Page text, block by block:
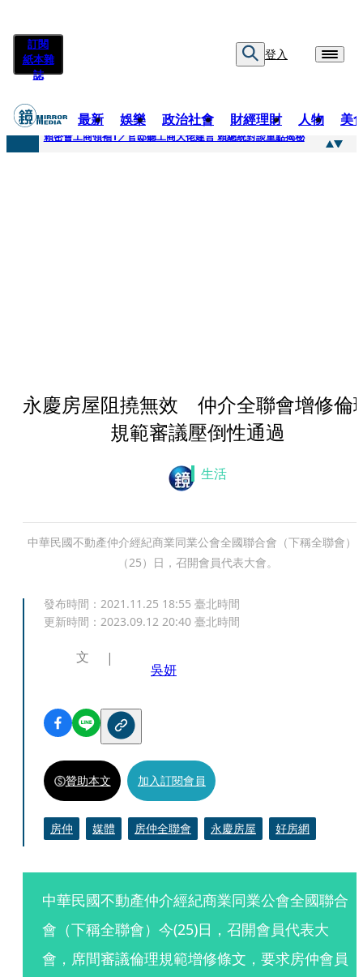
訂閱
紙本雜
誌
登入
最新 娛樂 政治社會 財經理財 人物 美
快訊
賴密會工商領袖1／官邸聽工商大佬建言 賴總統對談重點揭秘
永慶房屋阻撓無效 仲介全聯會增修倫
規範審議壓倒性通過
生活
中華民國不動產仲介經紀商業同業公會全國聯合會（下稱全聯會）
（25）日，召開會員代表大會。
發布時間： 2021.11.25 18:55 臺北時間
更新時間： 2023.09.12 20:40 臺北時間
文
吳妍
贊助本文 加入訂閱會員
房仲 媒體 房仲全聯會 永慶房屋 好房網
中華民國不動產仲介經紀商業同業公會全國聯合
會（下稱全聯會）今(25)日，召開會員代表大
會，席間審議倫理規範增修條文，要求房仲會員